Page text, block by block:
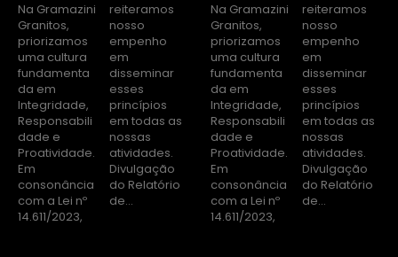
Na Gramazini
Granitos,
priorizamos
uma cultura
fundamenta
da em
Integridade,
Responsabili
dade e
Proatividade.
Em
consonância
com a Lei nº
14.611/2023,
reiteramos
nosso
empenho
em
disseminar
esses
princípios
em todas as
nossas
atividades.
Divulgação
do Relatório
de...
Na Gramazini
Granitos,
priorizamos
uma cultura
fundamenta
da em
Integridade,
Responsabili
dade e
Proatividade.
Em
consonância
com a Lei nº
14.611/2023,
reiteramos
nosso
empenho
em
disseminar
esses
princípios
em todas as
nossas
atividades.
Divulgação
do Relatório
de...